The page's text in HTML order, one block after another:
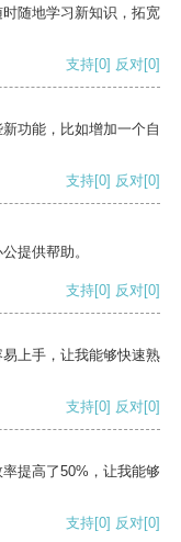
随地学习新知识，拓宽
支持[0] 反对[0]
功能，比如增加一个自
支持[0] 反对[0]
提供帮助。
支持[0] 反对[0]
上手，让我能够快速熟
支持[0] 反对[0]
提高了50%，让我能够
支持[0] 反对[0]